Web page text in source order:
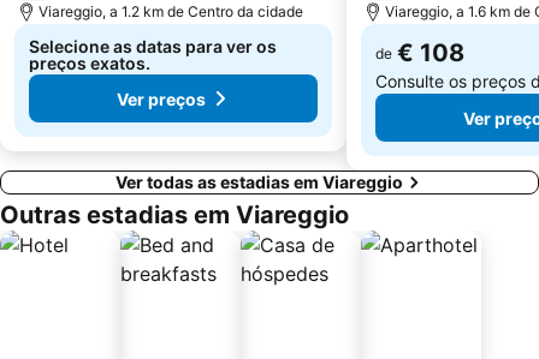
Viareggio, a 1.2 km de Centro da cidade
Selecione as datas para ver os
preços exatos.
Ver preços
Viareggio, a 1.6 km de
de € 108
Consulte os preços
Ver
Ver todas as estadias em Viareggio
Outras estadias em Viareggio